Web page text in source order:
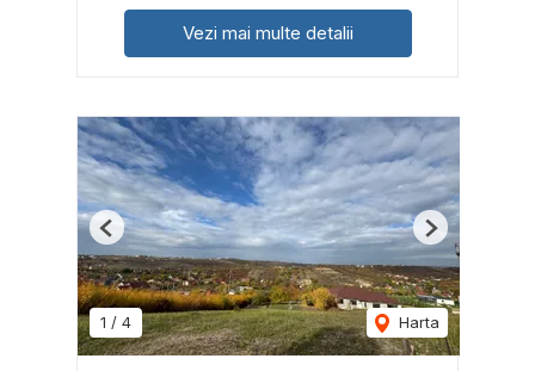
Vezi mai multe detalii
1 / 4 Harta
Previous Next